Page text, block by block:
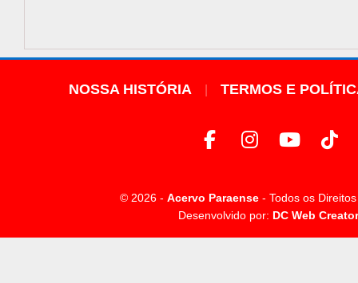
NOSSA HISTÓRIA TERMOS E
© 2026 - Acervo Paraense - Todos os
Desenvolvido por: DC Web